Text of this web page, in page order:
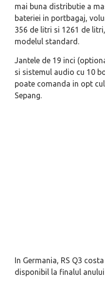
mai buna distributie a
bateriei in portbagaj,
356 de litri si 1261 de
modelul standard.
Jantele de 19 inci
si sistemul audio cu 10
poate comanda in opt
Sepang.
In Germania, RS Q3
disponibil la finalul